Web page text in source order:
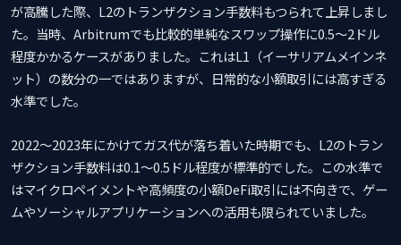
が高騰した際、L2のトランザクション手数料もつられて上昇しまし
た。当時、Arbitrumでも比較的単純なスワップ操作に0.5〜2ドル
程度かかるケースがありました。これはL1（イーサリアムメインネ
ット）の数分の一ではありますが、日常的な小額取引には高すぎる
水準でした。
2022〜2023年にかけてガス代が落ち着いた時期でも、L2のトラン
ザクション手数料は0.1〜0.5ドル程度が標準的でした。この水準で
はマイクロペイメントや高頻度の小額DeFi取引には不向きで、ゲー
ムやソーシャルアプリケーションへの活用も限られていました。